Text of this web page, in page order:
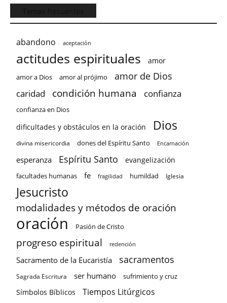
abandono aceptación
actitudes espirituales amor
amor a Dios amor al prójimo amor de Dios
caridad condición humana confianza
confianza en Dios
dificultades y obstáculos en la oración Dios
divina misericordia dones del Espíritu Santo Encarnación
esperanza Espíritu Santo evangelización
facultades humanas fe fragilidad humildad Iglesia
Jesucristo
modalidades y métodos de oración
oración Pasión de Cristo
progreso espiritual redención
Sacramento de la Eucaristía sacramentos
Sagrada Escritura ser humano sufrimiento y cruz
Símbolos Bíblicos Tiempos Litúrgicos